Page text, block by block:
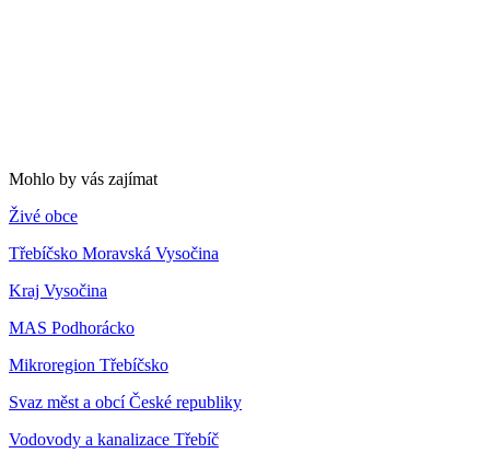
Mohlo by vás zajímat
Živé obce
Třebíčsko Moravská Vysočina
Kraj Vysočina
MAS Podhorácko
Mikroregion Třebíčsko
Svaz měst a obcí České republiky
Vodovody a kanalizace Třebíč